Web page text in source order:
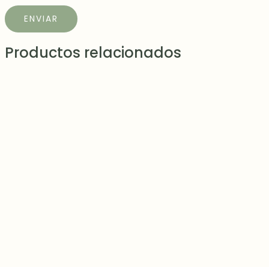
Productos relacionados